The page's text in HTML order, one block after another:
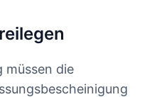
müssen die